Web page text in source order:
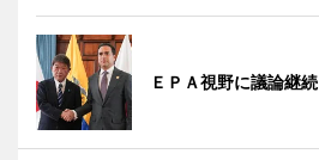
ＥＰＡ視野に議論継続